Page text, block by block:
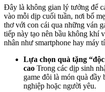
Đây là không gian lý tưởng để
vào mỗi dịp cuối tuần, nơi bố
thơ với con cái qua những ván
tiếp này tạo nên bầu không khí
nhân như smartphone hay máy
Lựa chọn quà tặng
cao Trong các dịp sinh
game đôi là món quà đầy
nghiệp hoặc người yêu.